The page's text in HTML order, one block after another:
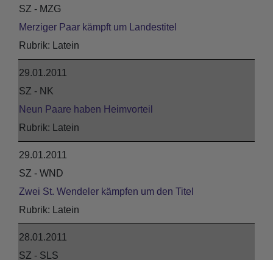
SZ - MZG
Merziger Paar kämpft um Landestitel
Latein
29.01.2011
SZ - NK
Neun Paare haben Heimvorteil
Latein
29.01.2011
SZ - WND
Zwei St. Wendeler kämpfen um den Titel
Latein
28.01.2011
SZ - SLS